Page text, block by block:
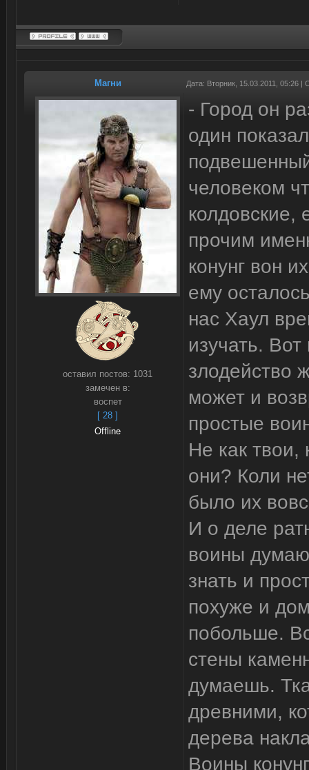
Магни Дата: Вторник, 15.03.2011, 05:26
оставил постов: 1031
замечен в:
воспет
[ 28 ]
Offline
- Город он
один
человеком
прочим
конунг вон
ему
нас Хаул
изучать. Вот
злодейство
может и
простые
Не как твои,
они? Коли
было их
И о деле
воины
знать и
похуже и
побольше.
стены
думаешь.
древними,
дерева
Воины